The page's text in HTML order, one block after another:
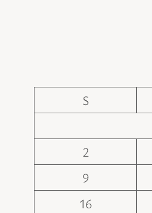
S
2
9
16